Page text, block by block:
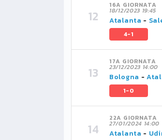
16A GIORNATA
18/12/2023 19:45
Atalanta -
4-1
17A GIORNATA
23/12/2023 14:00
Bologna -
1-0
22A GIORNATA
27/01/2024 14:00
Atalanta -